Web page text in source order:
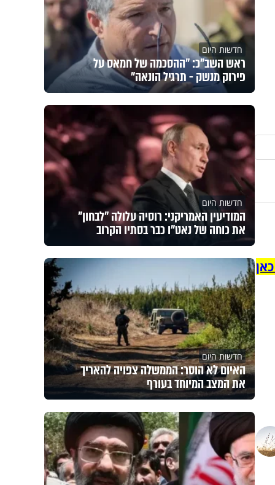
חדשות היום
ראש השב"כ: "ההסכמה של חמאס על
פירוק מנשק - תרגיל הונאה"
חדשות היום
המודיעין האמריקני: רוסיה עלולה "לבחון"
את כוחה של נאט"ו כבר בסתיו הקרוב
חדשות היום
האיום לא הוסר: הממשלה צפויה להאריך
את המצב המיוחד בעורף